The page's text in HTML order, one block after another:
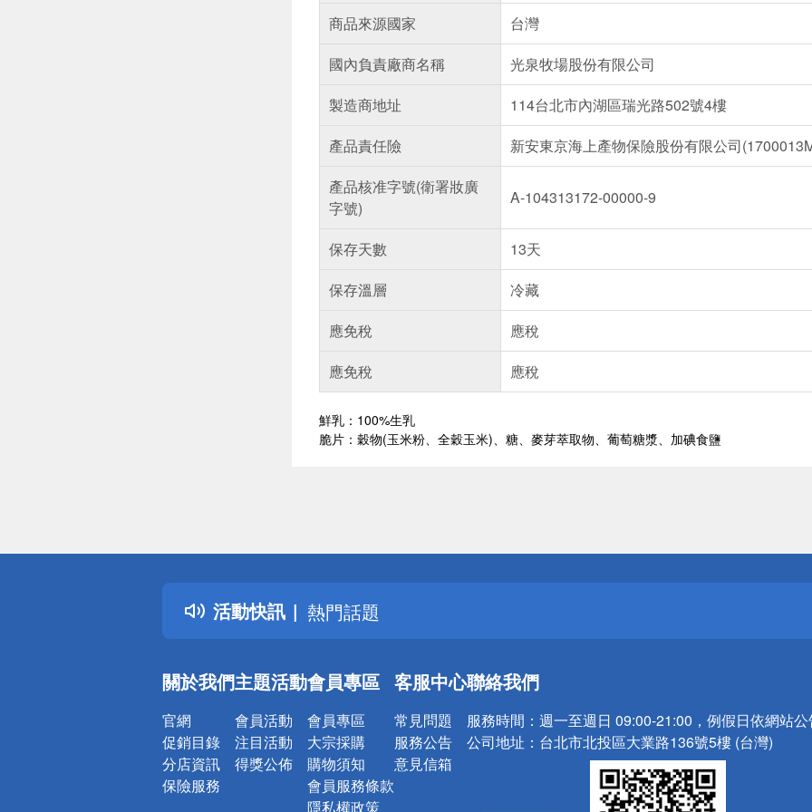
商品來源國家
台灣
國內負責廠商名稱
光泉牧場股份有限公司
製造商地址
114台北市內湖區瑞光路502號4樓
產品責任險
新安東京海上產物保險股份有限公司
產品核准字號(衛署妝廣
字號)
A-104313172-00000-9
保存天數
13天
保存溫層
冷藏
應免稅
應稅
應免稅
應稅
鮮乳：100%生乳
脆片：穀物(玉米粉、全穀玉米)、糖、麥芽萃取物、葡萄糖漿、加碘食鹽
活動快訊
詐騙網頁！請小心！
得獎公告
熱門話題
銀行優惠
詐騙網頁！請小心！
關於我們
官網
促銷目錄
分店資訊
保險服務
主題活動
會員活動
注目活動
得獎公佈
會員專區
會員專區
大宗採購
購物須知
會員服務條款
隱私權政策
客服中心
常見問題
服務公告
意見信箱
聯絡我們
服務時間： 週一至週日 09:00-21:00，例假日依網站
公司地址： 台北市北投區大業路136號5樓 (台灣)